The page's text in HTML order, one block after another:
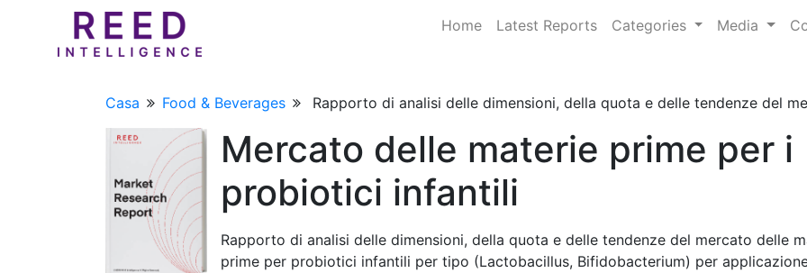
Home Latest Reports Categories Media
Casa Food & Beverages Rapporto di analisi delle dimensioni, della quota e delle tendenze del
Mercato delle materie prime per i
probiotici infantili
Rapporto di analisi delle dimensioni, della quota e delle tendenze del mercato delle
prime per probiotici infantili per tipo (Lactobacillus, Bifidobacterium) per